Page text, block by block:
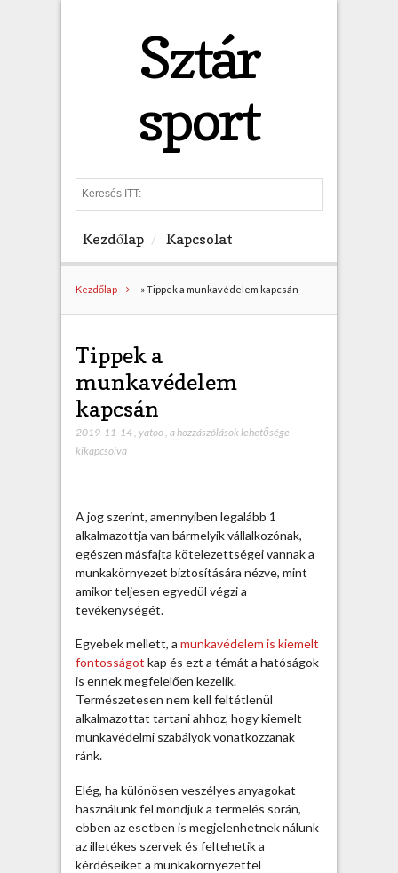
Sztár
sport
e
h
Kezdőlap Kapcsolat
Kezdőlap »Tippek a munkavédelem kapcsán
Tippek a
munkavédelem
kapcsán
2019-11-14, yatoo, T
k
a
m
u
n
v
é
k
a
p
c
s
a hozzászólások lehetősége
kikapcsolva
A jog szerint, amennyiben legalább 1
alkalmazottja van bármelyik vállalkozónak,
egészen másfajta kötelezettségei vannak a
munkakörnyezet biztosítására nézve, mint
amikor teljesen egyedül végzi a
tevékenységét.
Egyebek mellett, a munkavédelem is kiemelt
fontosságot kap és ezt a témát a hatóságok
is ennek megfelelően kezelik.
Természetesen nem kell feltétlenül
alkalmazottat tartani ahhoz, hogy kiemelt
munkavédelmi szabályok vonatkozzanak
ránk.
Elég, ha különösen veszélyes anyagokat
használunk fel mondjuk a termelés során,
ebben az esetben is megjelenhetnek nálunk
az illetékes szervek és feltehetik a
kérdéseiket a munkakörnyezettel